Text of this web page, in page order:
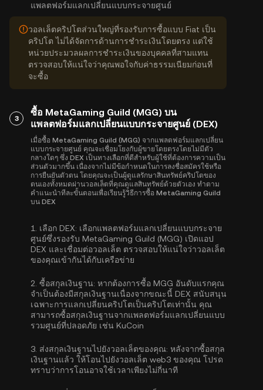
แพลตฟอร์มแลกเปลี่ยนแบบกระจายศูนย์
วอลเล็ตคริปโตส่วนใหญ่ที่รองรับการซื้อแบบ Fiat เป็น
คริปโต ไม่ได้จัดการด้านการชำระเงินโดยตรง แต่ใช้
หน่วยประมวลผลการชำระเงินของบุคคลที่สามแทน
ตรวจสอบให้แน่ใจว่าคุณพอใจกับค่าธรรมเนียมก่อนที่
จะซื้อ
3
ซื้อ MetaGaming Guild (MGG) บน
แพลตฟอร์มแลกเปลี่ยนแบบกระจายศูนย์ (DEX)
เมื่อซื้อ MetaGaming Guild (MGG) จากแพลตฟอร์มแลกเปลี่ยน
แบบกระจายศูนย์ คุณจะเชื่อมโยงกับผู้ขายโดยตรงโดยไม่มีตัว
กลางใดๆ ซึ่ง DEX เป็นทางเลือกที่ดีสำหรับผู้ใช้ที่ต้องการความเป็น
ส่วนตัวมากขึ้น เนื่องจากไม่มีข้อกำหนดในการลงชื่อสมัครใช้หรือ
การยืนยันตัวตน โดยคุณจะเป็นผู้ดูแลรักษาสินทรัพย์คริปโตของ
ตนเองทั้งหมดผ่านวอลเล็ตที่คุณดูแลสินทรัพย์ด้วยตัวเอง ทำตาม
คำแนะนำทีละขั้นตอนเพื่อเรียนรู้วิธีการซื้อ MetaGaming Guild
บน DEX
1. เลือก DEX: เลือกแพลตฟอร์มแลกเปลี่ยนแบบกระจาย
ศูนย์ซึ่งรองรับ MetaGaming Guild (MGG) เปิดแอป
DEX และเชื่อมต่อวอลเล็ต ตรวจสอบให้แน่ใจว่าวอลเล็ต
ของคุณเข้ากันได้กับเครือข่าย
2. ซื้อสกุลเงินฐาน: หากต้องการซื้อ MGG อันดับแรกคุณ
จำเป็นต้องมีสกุลเงินฐานเนื่องจากขณะนี้ DEX สนับสนุน
เฉพาะการแลกเปลี่ยนคริปโตเป็นคริปโตเท่านั้น คุณ
สามารถซื้อสกุลเงินฐานจากแพลตฟอร์มแลกเปลี่ยนแบบ
รวมศูนย์ที่ปลอดภัย เช่น KuCoin
3. ส่งสกุลเงินฐานไปยังวอลเล็ตของคุณ: หลังจากซื้อสกุล
เงินฐานแล้ว ให้โอนไปยังวอลเล็ต web3 ของคุณ โปรด
ทราบว่าการโอนอาจใช้เวลาเพียงไม่กี่นาที